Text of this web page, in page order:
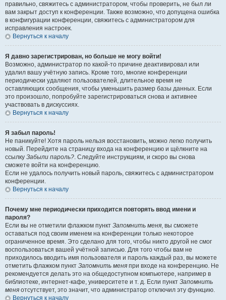
правильно, свяжитесь с администратором, чтобы проверить, не был ли
вам закрыт доступ к конференции. Также возможно, что допущена ошибка
в конфигурации конференции, свяжитесь с администратором для
исправления настроек.
Вернуться к началу
Я давно зарегистрирован, но больше не могу войти!
Возможно, администратор по какой-то причине деактивировал или
удалил вашу учётную запись. Кроме того, многие конференции
периодически удаляют пользователей, длительное время не
оставляющих сообщения, чтобы уменьшить размер базы данных. Если
это произошло, попробуйте зарегистрироваться снова и активнее
участвовать в дискуссиях.
Вернуться к началу
Я забыл пароль!
Не паникуйте! Хотя пароль нельзя восстановить, можно легко получить
новый. Перейдите на страницу входа на конференцию и щёлкните на
ссылку Забыли пароль?. Следуйте инструкциям, и скоро вы снова
сможете войти на конференцию.
Если не удалось получить новый пароль, свяжитесь с администратором
конференции.
Вернуться к началу
Почему мне периодически приходится повторять ввод имени и
пароля?
Если вы не отметили флажком пункт Запомнить меня, вы сможете
оставаться под своим именем на конференции только некоторое
ограниченное время. Это сделано для того, чтобы никто другой не смог
воспользоваться вашей учётной записью. Для того чтобы вам не
приходилось вводить имя пользователя и пароль каждый раз, вы можете
отметить флажком пункт Запомнить меня при входе на конференцию. Не
рекомендуется делать это на общедоступном компьютере, например в
библиотеке, интернет-кафе, университете и т. д. Если пункт Запомнить
меня отсутствует, это значит, что администратор отключил эту функцию.
Вернуться к началу